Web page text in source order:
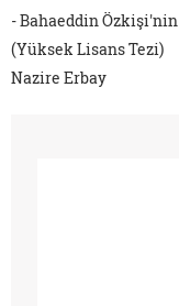
- Bahaeddin Özkişi'nin
(Yüksek Lisans Tezi)
Nazire Erbay